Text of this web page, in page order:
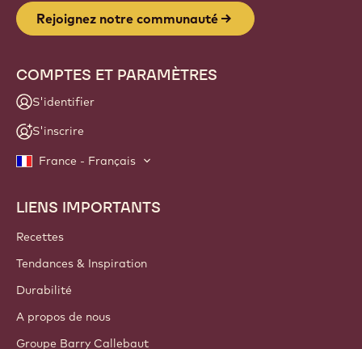
Rejoignez notre communauté
COMPTES ET PARAMÈTRES
S'identifier
S'inscrire
France - Français
Footer
Callebaut
LIENS IMPORTANTS
Recettes
Tendances & Inspiration
Durabilité
A propos de nous
Groupe Barry Callebaut